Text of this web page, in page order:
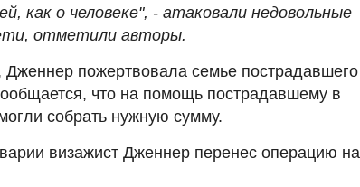
как о человеке", - атаковали недовольные
отметили авторы.
пожертвовала семье пострадавшего
что на помощь пострадавшему в
собрать нужную сумму.
визажист Дженнер перенес операцию на